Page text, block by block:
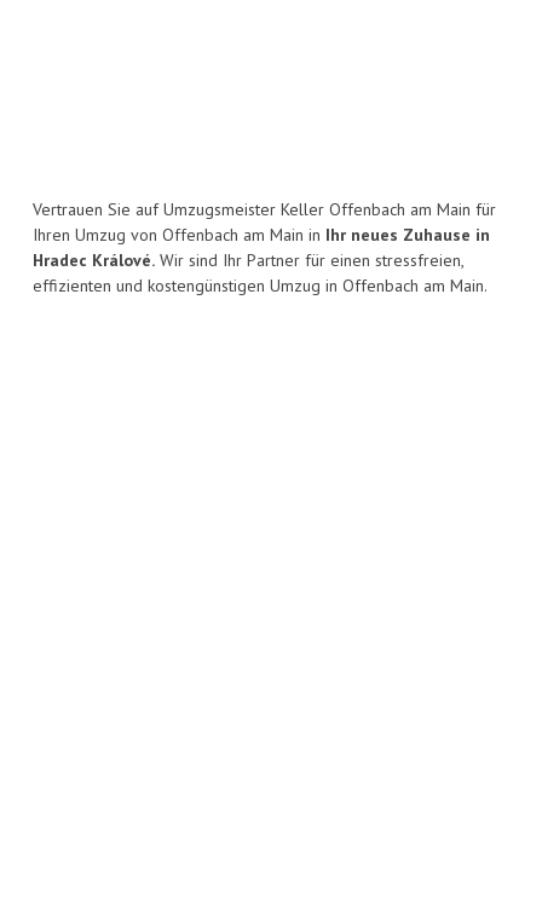
Vertrauen Sie auf Umzugsmeister Keller Offenbach am Main für
Ihren Umzug von Offenbach am Main in Ihr neues Zuhause in
Hradec Králové. Wir sind Ihr Partner für einen stressfreien,
effizienten und kostengünstigen Umzug in Offenbach am Main.